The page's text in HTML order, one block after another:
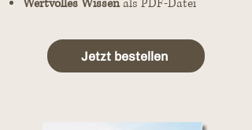
Wertvolles Wissenals PDF-Datei
Jetzt bestellen